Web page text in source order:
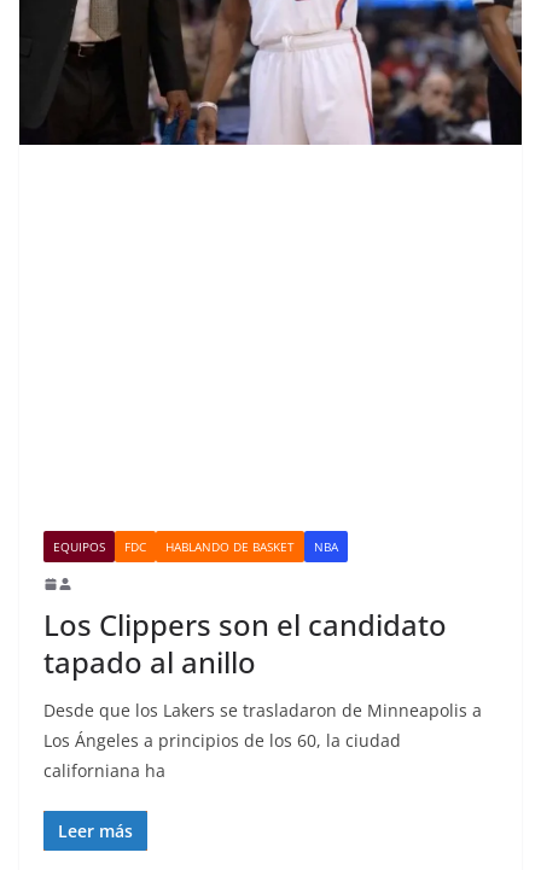
EQUIPOS FDC HABLANDO DE BASKET NBA
Los Clippers son el candidato
tapado al anillo
Desde que los Lakers se trasladaron de Minneapolis a
Los Ángeles a principios de los 60, la ciudad
californiana ha
Leer más